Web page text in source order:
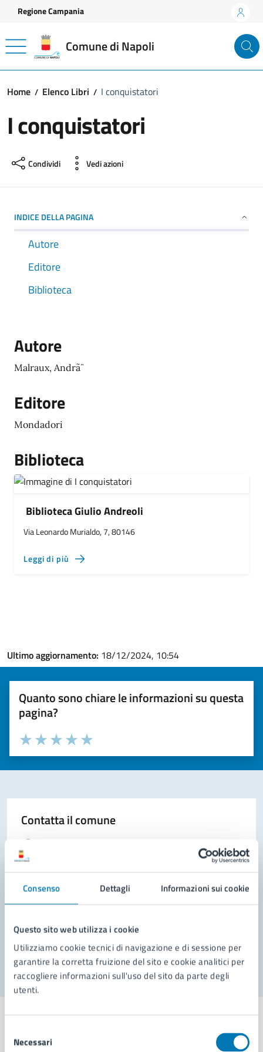
Consenso Dettagli Informazioni sui cookie
Questo sito web utilizza i cookie
Utilizziamo cookie tecnici di navigazione e di sessione per
garantire la corretta fruizione del sito e cookie analitici per
raccogliere informazioni sull'uso del sito da parte degli
utenti.
delNecessari
Vai ai contenuti
Vai al footer
Regione Campania
Comune di Napoli
Home Elenco Libri I conquistatori
I conquistatori
Condividi Vedi azioni
INDICE DELLA PAGINA
Autore
Editore
Biblioteca
Autore
Malraux, Andrã¨
Editore
Mondadori
Biblioteca
Biblioteca Giulio Andreoli
Via Leonardo Murialdo, 7, 80146
Leggi di più
Ultimo aggiornamento: 18/12/2024, 10:54
Quanto sono chiare le informazioni su questa
pagina?
Valuta la chiarezza delle informazioni (da 1 a 5 stelle)
Seleziona il numero di stelle per valutare la chiarezza delle
Valuta 5 stelle su 5
Valuta 4 stelle su 5
Valuta 3 stelle su 5
Valuta 2 stelle su 5
Valuta 1 stelle su 5
Contatta il comune
Prenota appuntamento
Problemi in città
Segnala disservizio